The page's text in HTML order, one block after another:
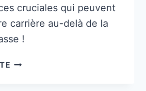
cruciales qui peuvent
carrière au-delà de la
!
10